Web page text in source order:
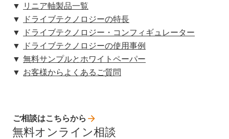
▼ リニア軸製品一覧
▼
ドライブテクノロジーの特長
▼
ドライブテクノロジー・コンフィギュレーター
▼
ドライブテクノロジーの使用事例
▼ 無料サンプルとホワイトペーパー
▼ お客様からよくあるご質問
無料オンライン相談
ご相談はこちらから